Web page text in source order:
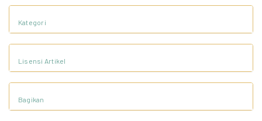
Kategori
Lisensi Artikel
Bagikan